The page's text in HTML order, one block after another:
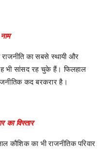
राजनीति का सबसे स्थायी और
भी सांसद रह चुके हैं। फिलहाल
कद बरकरार है।
विस्तार
कौशिक का भी राजनीतिक परिवार